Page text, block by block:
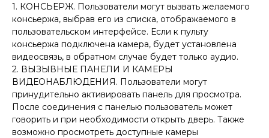
1. КОНСЬЕРЖ. Пользователи могут вызвать желаемого
консьержа, выбрав его из списка, отображаемого в
пользовательском интерфейсе. Если к пульту
консьержа подключена камера, будет установлена
видеосвязь, в обратном случае будет только аудио.
2. ВЫЗЫВНЫЕ ПАНЕЛИ И КАМЕРЫ
ВИДЕОНАБЛЮДЕНИЯ. Пользователи могут
принудительно активировать панель для просмотра.
После соединения с панелью пользователь может
говорить и при необходимости открыть дверь. Также
возможно просмотреть доступные камеры